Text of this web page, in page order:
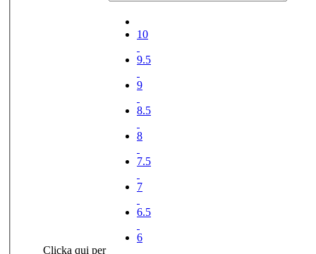
Clicka qui per
10
9.5
9
8.5
8
7.5
7
6.5
6